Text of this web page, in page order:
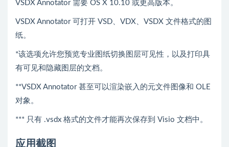
VSDX Annotator 需要 OS X 10.10 或更高版本。
VSDX Annotator 可打开 VSD、VDX、VSDX 文件格式的图
纸。
*该选项允许您预览专业图纸切换图层可见性，以及打印具
有可见和隐藏图层的文档。
**VSDX Annotator 甚至可以渲染嵌入的元文件图像和 OLE
对象。
*** 只有 .vsdx 格式的文件才能再次保存到 Visio 文档中。
应用截图